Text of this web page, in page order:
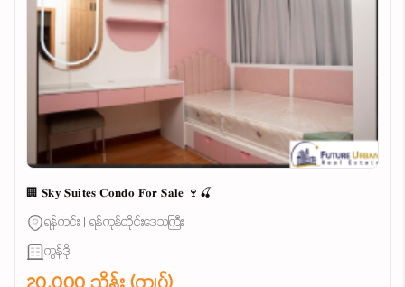
🏢 𝐒𝐤𝐲 𝐒𝐮𝐢𝐭𝐞𝐬 𝐂𝐨𝐧𝐝𝐨 𝐅𝐨𝐫 𝐒𝐚𝐥𝐞 🍷🍒
ရန်ကင်း | ရန်ကုန်တိုင်းဒေသကြီး
ကွန်ဒို